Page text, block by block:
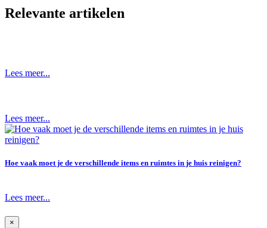
Relevante artikelen
Lees meer...
Lees meer...
Hoe vaak moet je de verschillende items en ruimtes in je huis reinigen?
Lees meer...
×